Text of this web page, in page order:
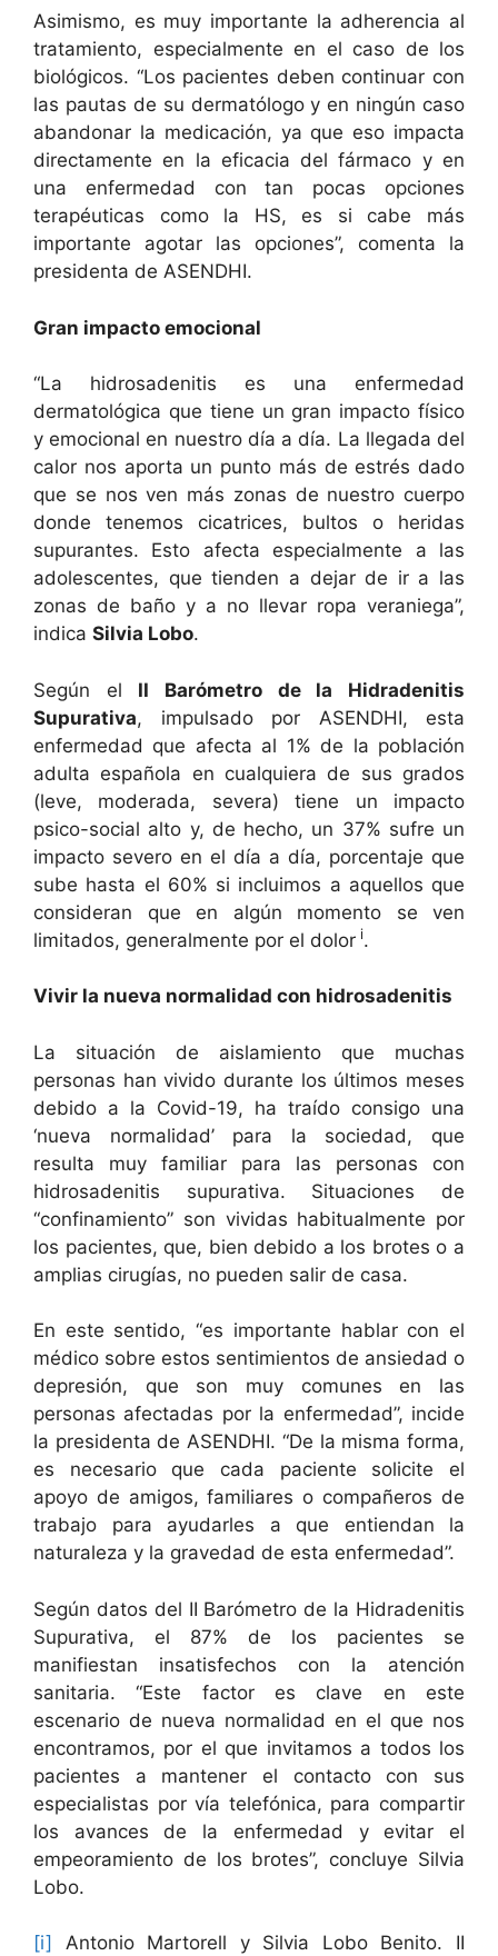
Asimismo, es muy importante la adherencia al
tratamiento, especialmente en el caso de los
biológicos. “Los pacientes deben continuar con
las pautas de su dermatólogo y en ningún caso
abandonar la medicación, ya que eso impacta
directamente en la eficacia del fármaco y en
una enfermedad con tan pocas opciones
terapéuticas como la HS, es si cabe más
importante agotar las opciones”, comenta la
presidenta de ASENDHI.
Gran impacto emocional
“La hidrosadenitis es una enfermedad
dermatológica que tiene un gran impacto físico
y emocional en nuestro día a día. La llegada del
calor nos aporta un punto más de estrés dado
que se nos ven más zonas de nuestro cuerpo
donde tenemos cicatrices, bultos o heridas
supurantes. Esto afecta especialmente a las
adolescentes, que tienden a dejar de ir a las
zonas de baño y a no llevar ropa veraniega”,
indica Silvia Lobo.
Según el II Barómetro de la Hidradenitis
Supurativa, impulsado por ASENDHI, esta
enfermedad que afecta al 1% de la población
adulta española en cualquiera de sus grados
(leve, moderada, severa) tiene un impacto
psico-social alto y, de hecho, un 37% sufre un
impacto severo en el día a día, porcentaje que
sube hasta el 60% si incluimos a aquellos que
consideran que en algún momento se ven
limitados, generalmente por el dolor i.
Vivir la nueva normalidad con hidrosadenitis
La situación de aislamiento que muchas
personas han vivido durante los últimos meses
debido a la Covid-19, ha traído consigo una
‘nueva normalidad’ para la sociedad, que
resulta muy familiar para las personas con
hidrosadenitis supurativa. Situaciones de
“confinamiento” son vividas habitualmente por
los pacientes, que, bien debido a los brotes o a
amplias cirugías, no pueden salir de casa.
En este sentido, “es importante hablar con el
médico sobre estos sentimientos de ansiedad o
depresión, que son muy comunes en las
personas afectadas por la enfermedad”, incide
la presidenta de ASENDHI. “De la misma forma,
es necesario que cada paciente solicite el
apoyo de amigos, familiares o compañeros de
trabajo para ayudarles a que entiendan la
naturaleza y la gravedad de esta enfermedad”.
Según datos del II Barómetro de la Hidradenitis
Supurativa, el 87% de los pacientes se
manifiestan insatisfechos con la atención
sanitaria. “Este factor es clave en este
escenario de nueva normalidad en el que nos
encontramos, por el que invitamos a todos los
pacientes a mantener el contacto con sus
especialistas por vía telefónica, para compartir
los avances de la enfermedad y evitar el
empeoramiento de los brotes”, concluye Silvia
Lobo.
[i]
Antonio Martorell y Silvia Lobo Benito. II